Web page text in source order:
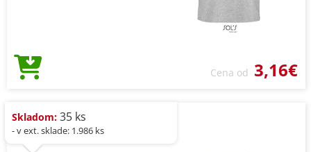
Cena od 3,16€
Skladom: 35 ks
- v ext. sklade: 1.986 ks